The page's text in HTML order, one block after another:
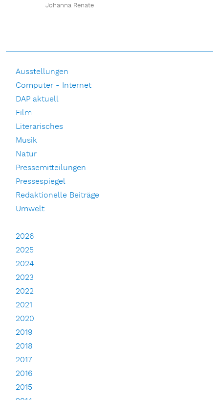
Johanna Renate
Ausstellungen
Computer - Internet
DAP aktuell
Film
Literarisches
Musik
Natur
Pressemitteilungen
Pressespiegel
Redaktionelle Beiträge
Umwelt
2026
2025
2024
2023
2022
2021
2020
2019
2018
2017
2016
2015